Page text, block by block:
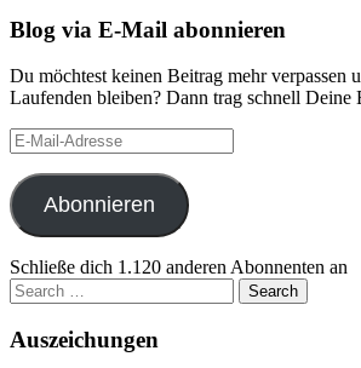
Blog via E-Mail abonnieren
Du möchtest keinen Beitrag mehr verpassen
Laufenden bleiben? Dann trag schnell Deine
E-
Mail-
Adresse
Abonnieren
Schließe dich 1.120 anderen Abonnenten an
Search
for:
Auszeichungen